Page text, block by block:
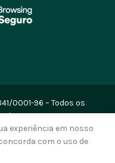
0001-96 – Todos os
experiência em nosso
com o uso de